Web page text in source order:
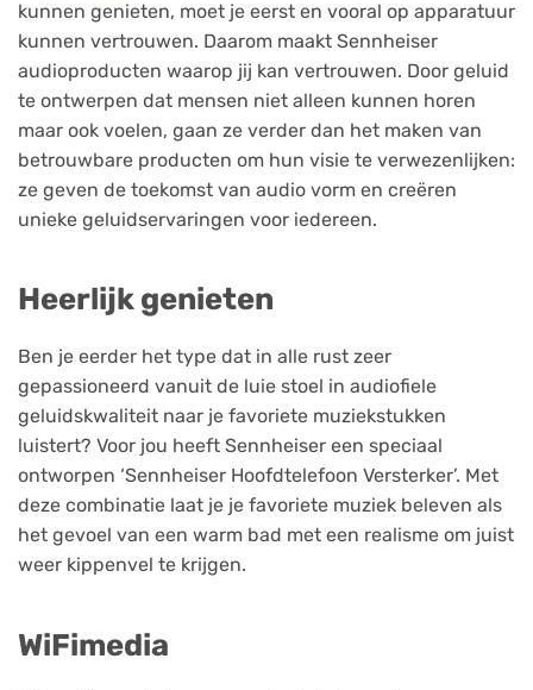
kunnen genieten, moet je eerst en vooral op apparatuur
kunnen vertrouwen. Daarom maakt Sennheiser
audioproducten waarop jij kan vertrouwen. Door geluid
te ontwerpen dat mensen niet alleen kunnen horen
maar ook voelen, gaan ze verder dan het maken van
betrouwbare producten om hun visie te verwezenlijken:
ze geven de toekomst van audio vorm en creëren
unieke geluidservaringen voor iedereen.
Heerlijk genieten
Ben je eerder het type dat in alle rust zeer
gepassioneerd vanuit de luie stoel in audiofiele
geluidskwaliteit naar je favoriete muziekstukken
luistert? Voor jou heeft Sennheiser een speciaal
ontworpen ‘Sennheiser Hoofdtelefoon Versterker’. Met
deze combinatie laat je je favoriete muziek beleven als
het gevoel van een warm bad met een realisme om juist
weer kippenvel te krijgen.
WiFimedia